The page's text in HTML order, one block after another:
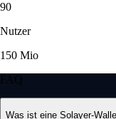
90
Nutzer
150 Mio
FAQ
Was ist eine Solayer-